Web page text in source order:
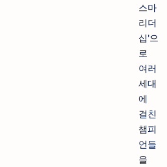
스마
리더
십'으
로
여러
세대
에
걸친
챔피
언들
을